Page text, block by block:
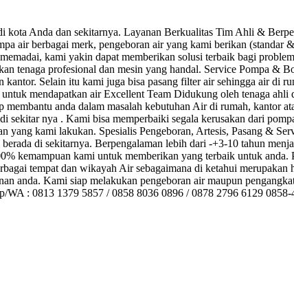
Anda dan sekitarnya. Layanan Berkualitas Tim Ahli &
berbagai merk, pengeboran air yang kami berikan (standar
kami yakin dapat memberikan solusi terbaik bagi
tenaga profesional dan mesin yang handal. Service Pompa &
Selain itu kami juga bisa pasang filter air sehingga air di
mendapatkan air Excellent Team Didukung oleh tenaga ahli
anda dalam masalah kebutuhan Air di rumah, kantor
nya . Kami bisa memperbaiki segala kerusakan dari
kami lakukan. Spesialis Pengeboran, Artesis, Pasang &
di sekitarnya. Berpengalaman lebih dari -+3-10 tahun
kemampuan kami untuk memberikan yang terbaik untuk anda.
tempat dan wikayah Air sebagaimana di ketahui merupakan
anda. Kami siap melakukan pengeboran air maupun
: 0813 1379 5857 / 0858 8036 0896 / 0878 2796 6129